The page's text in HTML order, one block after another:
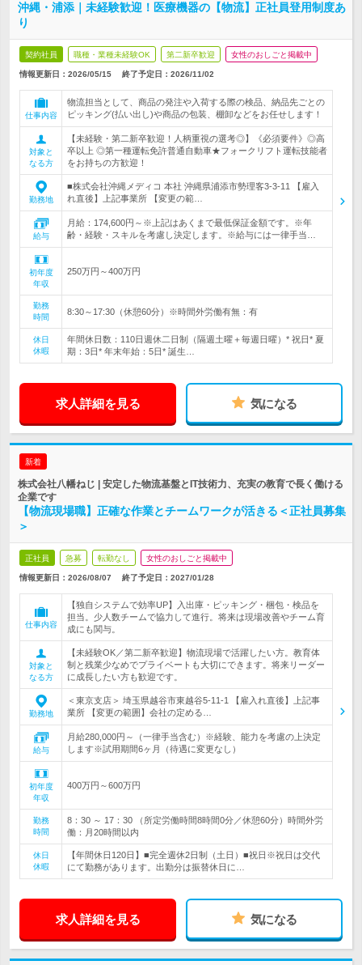
沖縄・浦添｜未経験歓迎！医療機器の【物流】正社員登用制度あ
り
契約社員 職種・業種未経験OK 第二新卒歓迎 女性のおしごと掲載中
情報更新日：2026/05/15 終了予定日： 2026/11/02
仕事内容
物流担当として、商品の発注や入荷する際の検品、納品先ごとの
ピッキング(払い出し)や商品の包装、棚卸などをお任せします！
対象と
なる方
【未経験・第二新卒歓迎！人柄重視の選考◎】《必須要件》◎高
卒以上 ◎第一種運転免許普通自動車★フォークリフト運転技能者
をお持ちの方歓迎！
勤務地
■株式会社沖縄メディコ 本社 沖縄県浦添市勢理客3-3-11 【雇入
れ直後】上記事業所 【変更の範…
給与
月給：174,600円～※上記はあくまで最低保証金額です。※年
齢・経験・スキルを考慮し決定します。※給与には一律手当…
初年度
年収
250万円～400万円
勤務
時間
8:30～17:30（休憩60分）※時間外労働有無：有
休日
休暇
年間休日数：110日週休二日制（隔週土曜＋毎週日曜）* 祝日* 夏
期：3日* 年末年始：5日* 誕生…
求人詳細を見る 気になる
新着
株式会社八幡ねじ | 安定した物流基盤とIT技術力、充実の教育で長く働ける
企業です
【物流現場職】正確な作業とチームワークが活きる＜正社員募集
＞
正社員 急募 転勤なし 女性のおしごと掲載中
情報更新日：2026/08/07 終了予定日： 2027/01/28
仕事内容
【独自システムで効率UP】入出庫・ピッキング・梱包・検品を
担当。少人数チームで協力して進行。将来は現場改善やチーム育
成にも関与。
対象と
なる方
【未経験OK／第二新卒歓迎】物流現場で活躍したい方。教育体
制と残業少なめでプライベートも大切にできます。将来リーダー
に成長したい方も歓迎です。
勤務地
＜東京支店＞ 埼玉県越谷市東越谷5-11-1 【雇入れ直後】上記事
業所 【変更の範囲】会社の定める…
給与
月給280,000円～（一律手当含む）※経験、能力を考慮の上決定
します※試用期間6ヶ月（待遇に変更なし）
初年度
年収
400万円～600万円
勤務
時間
8：30 ～ 17：30 （所定労働時間8時間0分／休憩60分）時間外労
働：月20時間以内
休日
休暇
【年間休日120日】■完全週休2日制（土日）■祝日※祝日は交代
にて勤務があります。出勤分は振替休日に…
求人詳細を見る 気になる